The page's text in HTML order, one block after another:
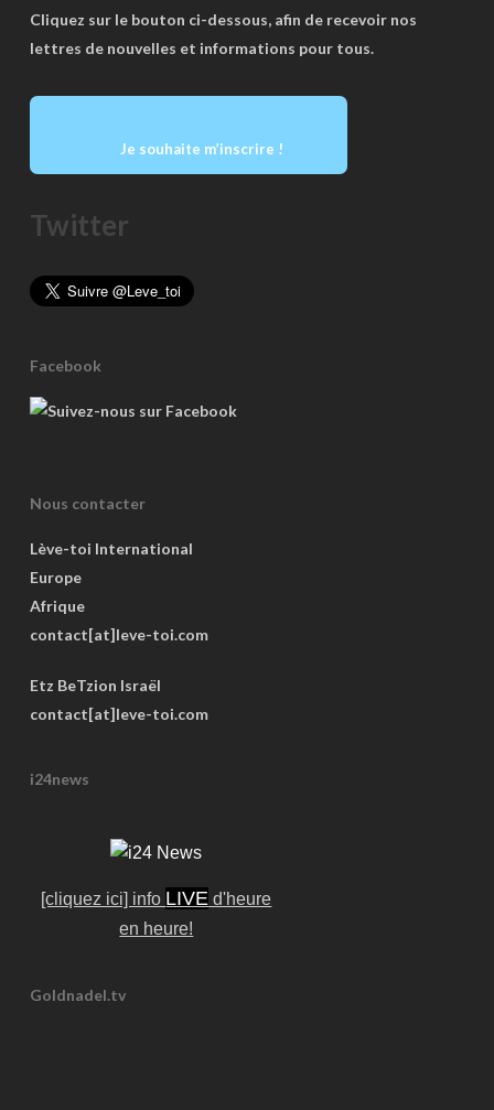
Cliquez sur le bouton ci-dessous, afin de recevoir nos
lettres de nouvelles et informations pour tous.
Je souhaite m’inscrire !
Twitter
Facebook
Nous contacter
Lève-toi International
Europe
Afrique
contact[at]leve-toi.com
Etz BeTzion Israël
contact[at]leve-toi.com
i24news
[cliquez ici] info LIVE d'heure
en heure!
Goldnadel.tv